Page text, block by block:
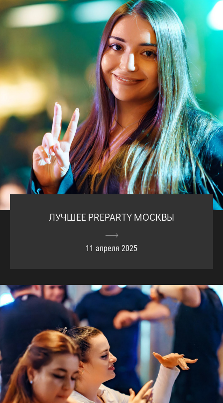
ЛУЧШЕЕ PREPARTY МОСКВЫ
11 апреля 2025